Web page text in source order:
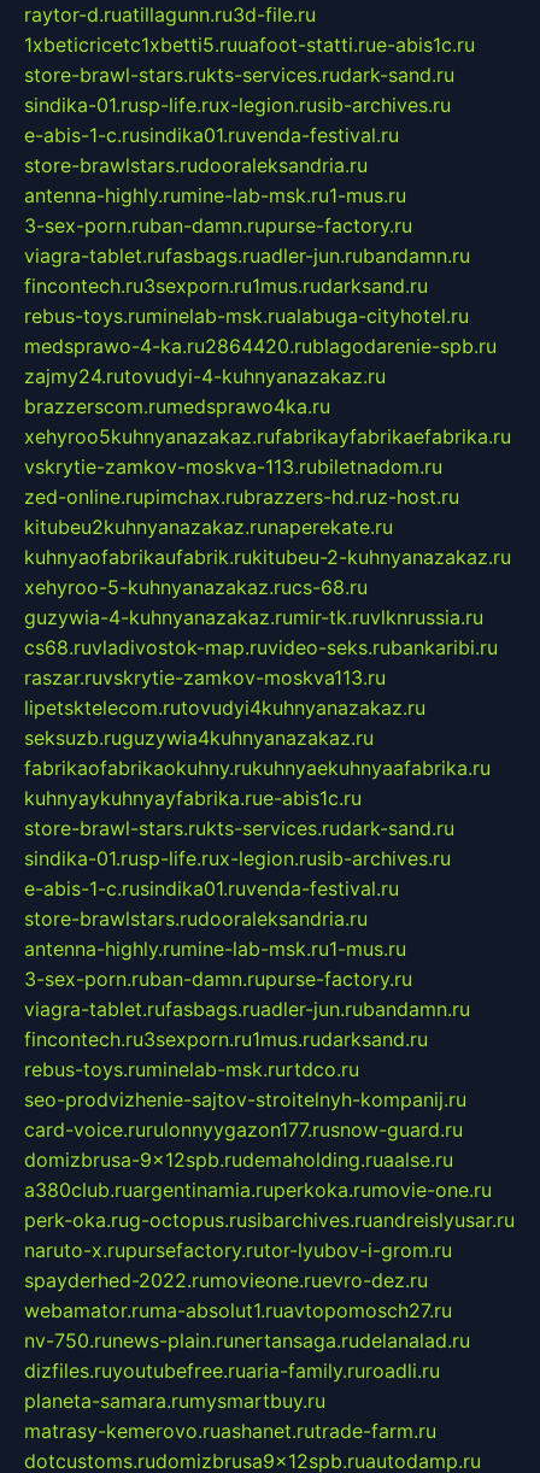
raytor-d.ruatillagunn.ru3d-file.ru
1xbeticricetc1xbetti5.ruuafoot-statti.rue-abis1c.ru
store-brawl-stars.rukts-services.rudark-sand.ru
sindika-01.rusp-life.rux-legion.rusib-archives.ru
e-abis-1-c.rusindika01.ruvenda-festival.ru
store-brawlstars.rudooraleksandria.ru
antenna-highly.rumine-lab-msk.ru1-mus.ru
3-sex-porn.ruban-damn.rupurse-factory.ru
viagra-tablet.rufasbags.ruadler-jun.rubandamn.ru
fincontech.ru3sexporn.ru1mus.rudarksand.ru
rebus-toys.ruminelab-msk.rualabuga-cityhotel.ru
medsprawo-4-ka.ru2864420.rublagodarenie-spb.ru
zajmy24.rutovudyi-4-kuhnyanazakaz.ru
brazzerscom.rumedsprawo4ka.ru
xehyroo5kuhnyanazakaz.rufabrikayfabrikaefabrika.ru
vskrytie-zamkov-moskva-113.rubiletnadom.ru
zed-online.rupimchax.rubrazzers-hd.ruz-host.ru
kitubeu2kuhnyanazakaz.runaperekate.ru
kuhnyaofabrikaufabrik.rukitubeu-2-kuhnyanazakaz.ru
xehyroo-5-kuhnyanazakaz.rucs-68.ru
guzywia-4-kuhnyanazakaz.rumir-tk.ruvlknrussia.ru
cs68.ruvladivostok-map.ruvideo-seks.rubankaribi.ru
raszar.ruvskrytie-zamkov-moskva113.ru
lipetsktelecom.rutovudyi4kuhnyanazakaz.ru
seksuzb.ruguzywia4kuhnyanazakaz.ru
fabrikaofabrikaokuhny.rukuhnyaekuhnyaafabrika.ru
kuhnyaykuhnyayfabrika.rue-abis1c.ru
store-brawl-stars.rukts-services.rudark-sand.ru
sindika-01.rusp-life.rux-legion.rusib-archives.ru
e-abis-1-c.rusindika01.ruvenda-festival.ru
store-brawlstars.rudooraleksandria.ru
antenna-highly.rumine-lab-msk.ru1-mus.ru
3-sex-porn.ruban-damn.rupurse-factory.ru
viagra-tablet.rufasbags.ruadler-jun.rubandamn.ru
fincontech.ru3sexporn.ru1mus.rudarksand.ru
rebus-toys.ruminelab-msk.rurtdco.ru
seo-prodvizhenie-sajtov-stroitelnyh-kompanij.ru
card-voice.rurulonnyygazon177.rusnow-guard.ru
domizbrusa-9x12spb.rudemaholding.ruaalse.ru
a380club.ruargentinamia.ruperkoka.rumovie-one.ru
perk-oka.rug-octopus.rusibarchives.ruandreislyusar.ru
naruto-x.rupursefactory.rutor-lyubov-i-grom.ru
spayderhed-2022.rumovieone.ruevro-dez.ru
webamator.ruma-absolut1.ruavtopomosch27.ru
nv-750.runews-plain.runertansaga.rudelanalad.ru
dizfiles.ruyoutubefree.ruaria-family.ruroadli.ru
planeta-samara.rumysmartbuy.ru
matrasy-kemerovo.ruashanet.rutrade-farm.ru
dotcustoms.rudomizbrusa9x12spb.ruautodamp.ru